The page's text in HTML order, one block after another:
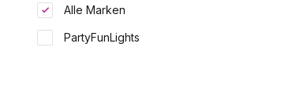
Alle Marken
PartyFunLights